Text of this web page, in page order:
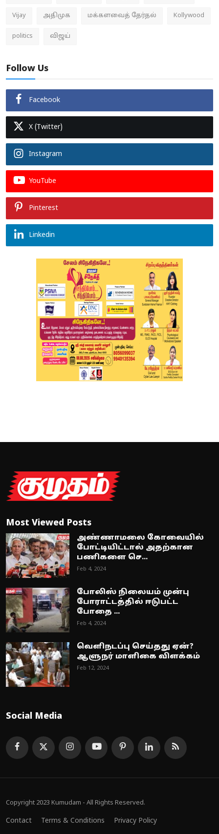
Vijay அதிமுக மக்களவைத் தேர்தல் Kollywood
politics விஜய்
Follow Us
Facebook
X (Twitter)
Instagram
YouTube
Pinterest
Linkedin
Most Viewed Posts
அண்ணாமலை கோவையில்
போட்டியிட்டால் அதற்கான
பணிகளை செ...
Feb 4, 2024
போலிஸ் நிலையம் முன்பு
போராட்டத்தில் ஈடுபட்ட
போதை ...
Feb 4, 2024
வெளிநடப்பு செய்தது ஏன்?
ஆளுநர் மாளிகை விளக்கம்
Feb 12, 2024
Social Media
Copyright 2023 Kumudam - All Rights Reserved.
Contact Terms & Conditions Privacy Policy